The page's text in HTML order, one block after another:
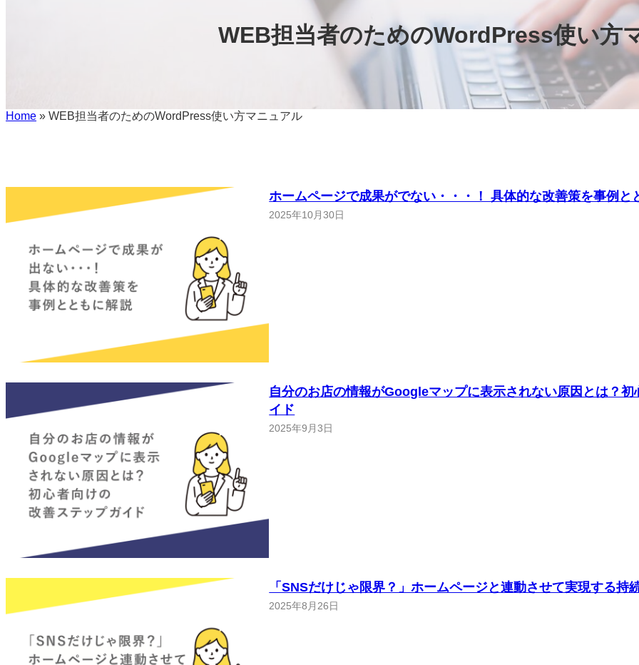
WEB担当者のためのWordPress使い方
Home » WEB担当者のためのWordPress使い方マニュアル
ホームページで成果がでない・・・！ 具体的な改善策を事例と
2025年10月30日
自分のお店の情報がGoogleマップに表示されない原因とは？
イド
2025年9月3日
「SNSだけじゃ限界？」ホームページと連動させて実現する持
2025年8月26日